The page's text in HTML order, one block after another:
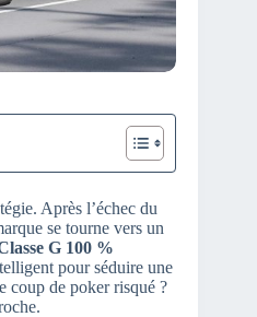
Après l’échec du
se tourne vers un
G 100 %
pour séduire une
coup de poker risqué ?